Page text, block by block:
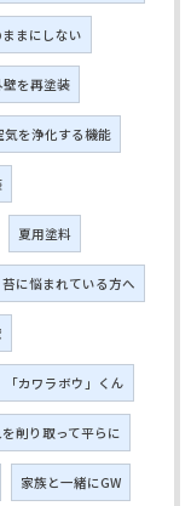
まにしない
壁を再塗装
気を浄化する機能
夏用塗料
に悩まれている方へ
「カワラボウ」くん
削り取って平らに
家族と一緒にGW